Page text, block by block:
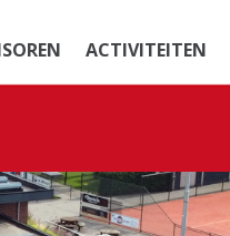
ACTIVITEITEN